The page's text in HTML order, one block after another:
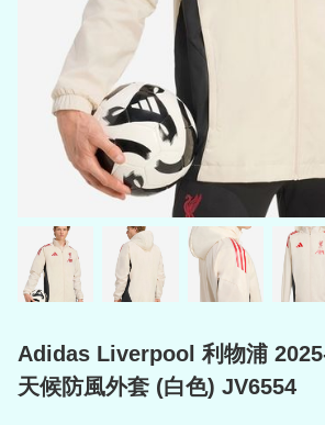
Adidas Liverpool 利物浦
天候防風外套 (白色) JV6554